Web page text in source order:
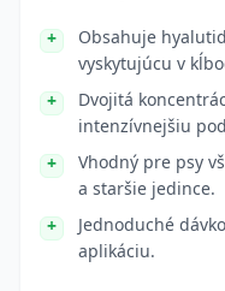
Obsahuje
vyskytujúcu v
Dvojitá
intenzívnejšiu
Vhodný pre psy
a staršie jedince.
Jednoduché
aplikáciu.